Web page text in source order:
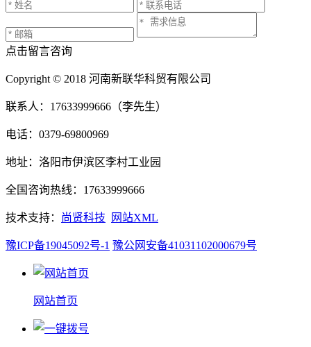
点击留言咨询
Copyright © 2018 河南新联华科贸有限公司
联系人：17633999666（李先生）
电话：0379-69800969
地址：洛阳市伊滨区李村工业园
全国咨询热线：17633999666
技术支持： 尚贤科技 网站XML
豫ICP备19045092号-1 豫公网安备41031102000679号
网站首页